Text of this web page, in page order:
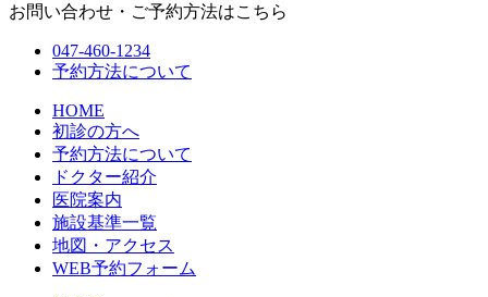
お問い合わせ・ご予約方法はこちら
047-460-1234
予約方法について
HOME
初診の方へ
予約方法について
ドクター紹介
医院案内
施設基準一覧
地図・アクセス
WEB予約フォーム